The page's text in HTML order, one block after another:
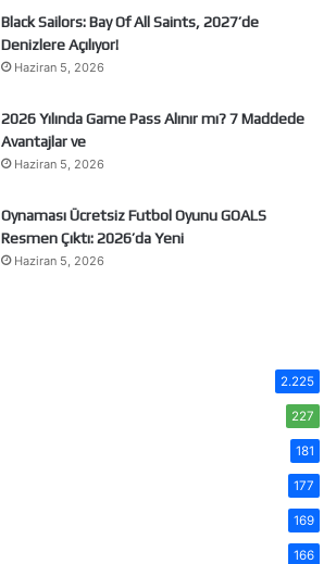
Black Sailors: Bay Of All Saints, 2027’de
Denizlere Açılıyor!
Haziran 5, 2026
2026 Yılında Game Pass Alınır mı? 7 Maddede
Avantajlar ve
Haziran 5, 2026
Oynaması Ücretsiz Futbol Oyunu GOALS
Resmen Çıktı: 2026’da Yeni
Haziran 5, 2026
2.225
227
181
177
169
166